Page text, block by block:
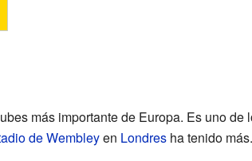
más importante de Europa. Es uno de
de Wembleyen Londresha tenido más.